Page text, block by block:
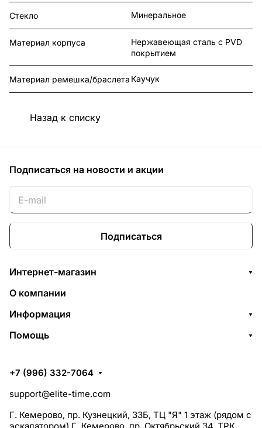
Стекло Минеральное
Материал корпуса
Нержавеющая сталь с PVD
покрытием
Материал ремешка/браслета Каучук
Назад к списку
Подписаться на новости и акции
Подписаться
Интернет-магазин
О компании
Информация
Помощь
+7 (996) 332-7064
support@elite-time.com
Г. Кемерово, пр. Кузнецкий, 33Б, ТЦ "Я" 1 этаж (рядом с